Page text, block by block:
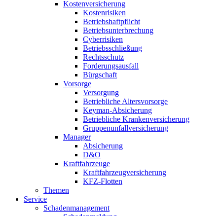
Kostenversicherung
Kostenrisiken
Betriebshaftpflicht
Betriebsunterbrechung
Cyberrisiken
Betriebsschließung
Rechtsschutz
Forderungsausfall
Bürgschaft
Vorsorge
Versorgung
Betriebliche Altersvorsorge
Keyman-Absicherung
Betriebliche Krankenversicherung
Gruppenunfallversicherung
Manager
Absicherung
D&O
Kraftfahrzeuge
Kraftfahrzeugversicherung
KFZ-Flotten
Themen
Service
Schadenmanagement